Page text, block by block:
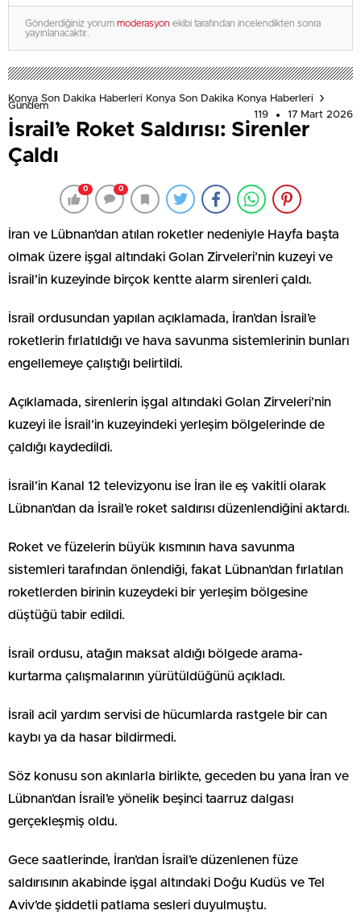
Gönderdiğiniz yorum moderasyon ekibi tarafından incelendikten sonra
yayınlanacaktır.
Konya Son Dakika Haberleri Konya Son Dakika Konya Haberleri
Gündem
119
17 Mart 2026
İsrail’e Roket Saldırısı: Sirenler
Çaldı
0 0
İran ve Lübnan’dan atılan roketler nedeniyle Hayfa başta
olmak üzere işgal altındaki Golan Zirveleri’nin kuzeyi ve
İsrail’in kuzeyinde birçok kentte alarm sirenleri çaldı.
İsrail ordusundan yapılan açıklamada, İran’dan İsrail’e
roketlerin fırlatıldığı ve hava savunma sistemlerinin bunları
engellemeye çalıştığı belirtildi.
Açıklamada, sirenlerin işgal altındaki Golan Zirveleri’nin
kuzeyi ile İsrail’in kuzeyindeki yerleşim bölgelerinde de
çaldığı kaydedildi.
İsrail’in Kanal 12 televizyonu ise İran ile eş vakitli olarak
Lübnan’dan da İsrail’e roket saldırısı düzenlendiğini aktardı.
Roket ve füzelerin büyük kısmının hava savunma
sistemleri tarafından önlendiği, fakat Lübnan’dan fırlatılan
roketlerden birinin kuzeydeki bir yerleşim bölgesine
düştüğü tabir edildi.
İsrail ordusu, atağın maksat aldığı bölgede arama-
kurtarma çalışmalarının yürütüldüğünü açıkladı.
İsrail acil yardım servisi de hücumlarda rastgele bir can
kaybı ya da hasar bildirmedi.
Söz konusu son akınlarla birlikte, geceden bu yana İran ve
Lübnan’dan İsrail’e yönelik beşinci taarruz dalgası
gerçekleşmiş oldu.
Gece saatlerinde, İran’dan İsrail’e düzenlenen füze
saldırısının akabinde işgal altındaki Doğu Kudüs ve Tel
Aviv’de şiddetli patlama sesleri duyulmuştu.